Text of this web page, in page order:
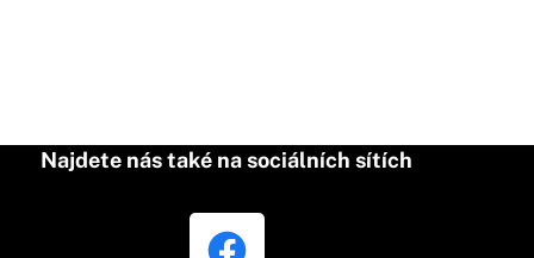
Najdete nás také na sociálních sítích